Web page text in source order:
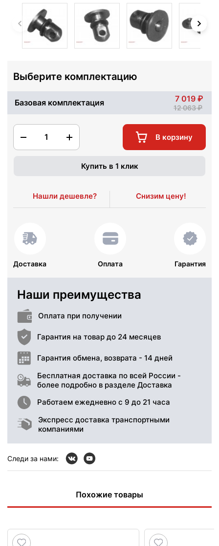
Выберите комплектацию
Базовая комплектация 7 019
12 063
1 В корзину
Купить в 1 клик
Нашли дешевле? Снизим цену!
Доставка Оплата Гарантия
Наши преимущества
Оплата при получении
Гарантия на товар до 24 месяцев
Гарантия обмена, возврата - 14 дней
Бесплатная доставка по всей России -
более подробно в разделе Доставка
Работаем ежедневно с 9 до 21 часа
Экспресс доставка транспортными
компаниями
Следи за нами:
Похожие товары